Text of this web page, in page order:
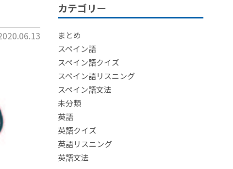
カテゴリー
まとめ
スペイン語
スペイン語クイズ
スペイン語リスニング
スペイン語文法
未分類
英語
英語クイズ
英語リスニング
英語文法